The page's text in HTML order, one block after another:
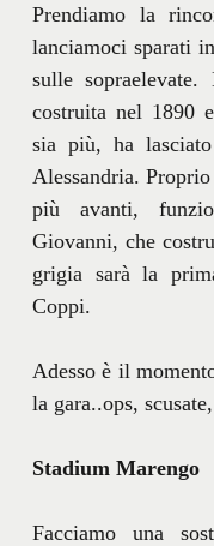
Prendiamo la
lanciamoci sparati
sulle
costruita nel 1890
sia più, ha
Alessandria.
più avanti,
Giovanni, che
grigia sarà la
Coppi.
Adesso è il
la gara..ops,
Stadium Marengo
Facciamo una